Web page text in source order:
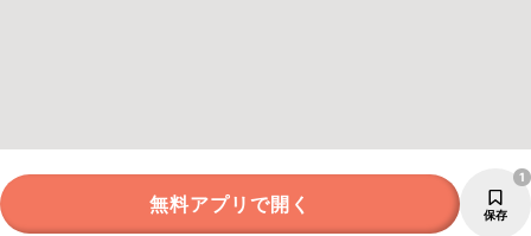
無料アプリで開く 保存
1